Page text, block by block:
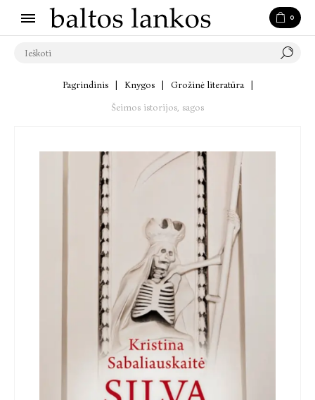
0
Pagrindinis Knygos Grožinė literatūra
Šeimos istorijos, sagos